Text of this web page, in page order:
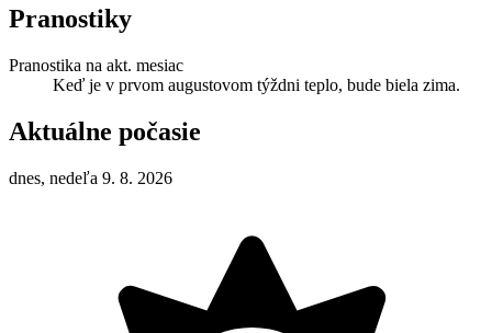
Pranostiky
Pranostika na akt. mesiac
Keď je v prvom augustovom týždni teplo, bude biela zima.
Aktuálne počasie
dnes, nedeľa 9. 8. 2026